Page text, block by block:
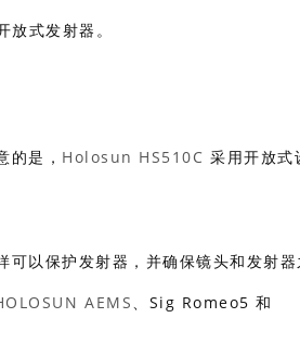
放式发射器。
的是， Holosun HS510C 采用开放式
以保护发射器，并确保镜头和发射器
AEMS、Sig Romeo5 和